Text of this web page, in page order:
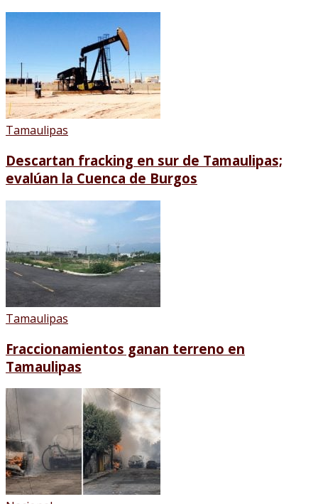
Tamaulipas
Descartan fracking en sur de Tamaulipas;
evalúan la Cuenca de Burgos
Tamaulipas
Fraccionamientos ganan terreno en
Tamaulipas